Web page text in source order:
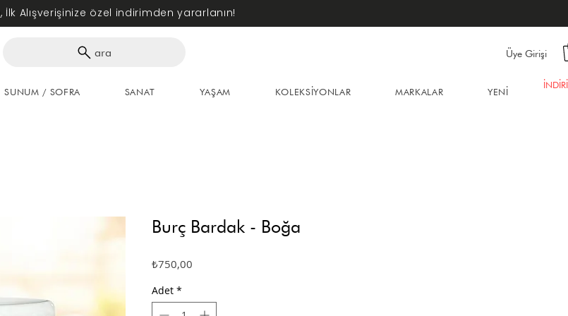
, İlk Alışverişinize özel indirimden yararlanın!
Üye Girişi
ara
Burç Bardak - Boğa
₺750,00Fiyat
Adet *
SUNUM / SOFRA SANAT YAŞAM KOLEKSİYONLAR MARKALAR YENİ